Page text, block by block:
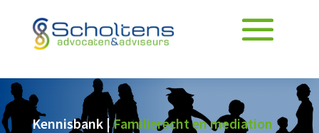
Kennisbank |Familierecht en mediation